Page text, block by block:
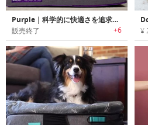
Purple｜科学的に快適さを追求したペット用ベッド「パープル」
販売終了 +6 ¥